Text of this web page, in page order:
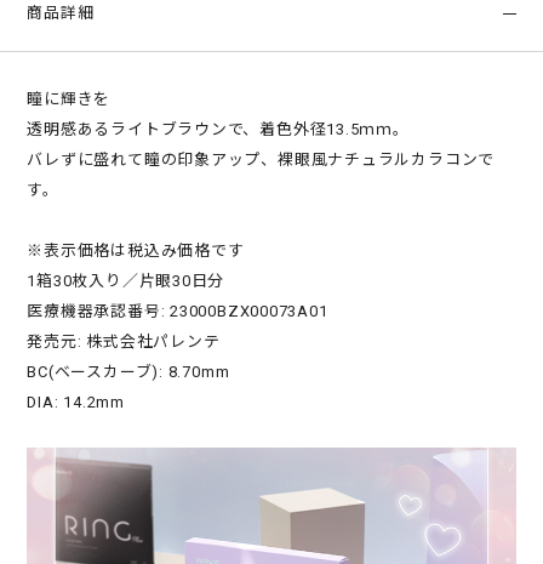
商品詳細
瞳に輝きを
透明感あるライトブラウンで、着色外径13.5ｍｍ。
バレずに盛れて瞳の印象アップ、裸眼風ナチュラルカラコンで
す。
※表示価格は税込み価格です
1箱30枚入り／片眼30日分
医療機器承認番号: 23000BZX00073A01
発売元: 株式会社パレンテ
BC(ベースカーブ): 8.70mm
DIA: 14.2mm